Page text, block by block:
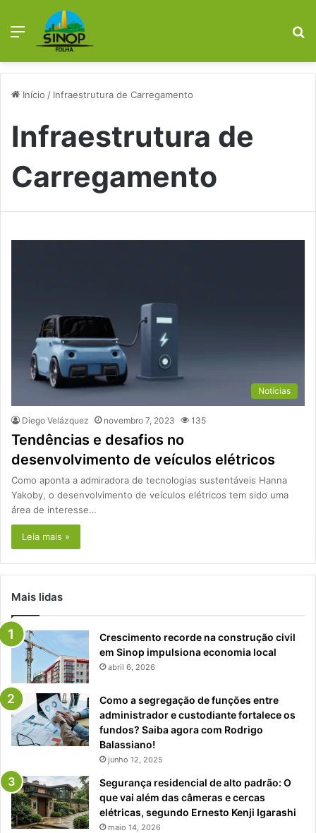
Menu
Início / Infraestrutura de Carregamento
Infraestrutura de
Carregamento
Notícias
Diego Velázquez novembro 7, 2023 135
Tendências e desafios no
desenvolvimento de veículos elétricos
Como aponta a admiradora de tecnologias sustentáveis Hanna
Yakoby, o desenvolvimento de veículos elétricos tem sido uma
área de interesse…
Leia mais »
Mais lidas
Crescimento recorde na construção civil
em Sinop impulsiona economia local
abril 6, 2026
Como a segregação de funções entre
administrador e custodiante fortalece os
fundos? Saiba agora com Rodrigo
Balassiano!
junho 12, 2025
Segurança residencial de alto padrão: O
que vai além das câmeras e cercas
elétricas, segundo Ernesto Kenji Igarashi
maio 14, 2026